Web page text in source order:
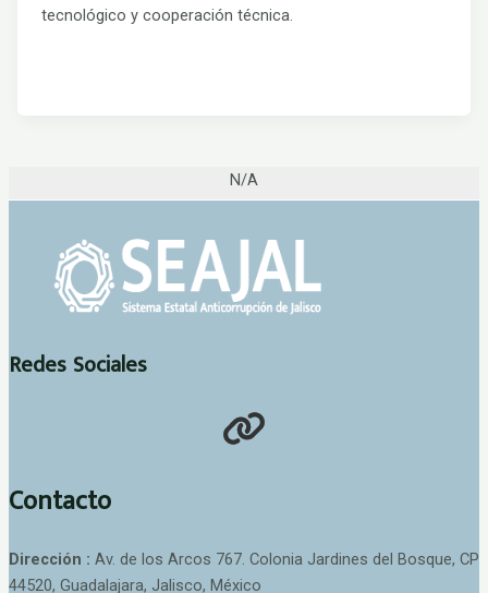
tecnológico y cooperación técnica.
N/A
Redes Sociales
Contacto
Dirección : Av. de los Arcos 767. Colonia Jardines del Bosque, CP
44520, Guadalajara, Jalisco, México